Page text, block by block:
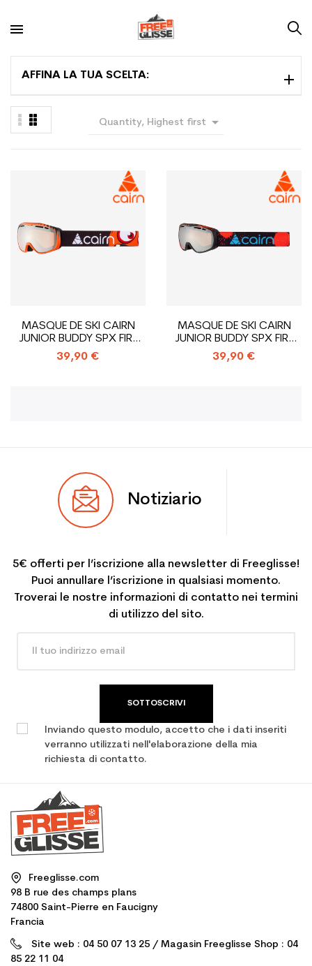
AFFINA LA TUA SCELTA:
Quantity, Highest first 
MASQUE DE SKI CAIRN
JUNIOR BUDDY SPX FIRE
MONSTER
39,90 €
MASQUE DE SKI CAIRN
JUNIOR BUDDY SPX FIRE
PAINT
39,90 €
Notiziario
5€ offerti per l’iscrizione alla newsletter di Freeglisse!
Puoi annullare l’iscrizione in qualsiasi momento.
Troverai le nostre informazioni di contatto nei termini
di utilizzo del sito.
SOTTOSCRIVI
Inviando questo modulo, accetto che i dati inseriti
verranno utilizzati nell'elaborazione della mia
richiesta di contatto.
Freeglisse.com
98 B rue des champs plans
74800 Saint-Pierre en Faucigny
Francia
Site web : 04 50 07 13 25 / Magasin Freeglisse Shop : 04
85 22 11 04